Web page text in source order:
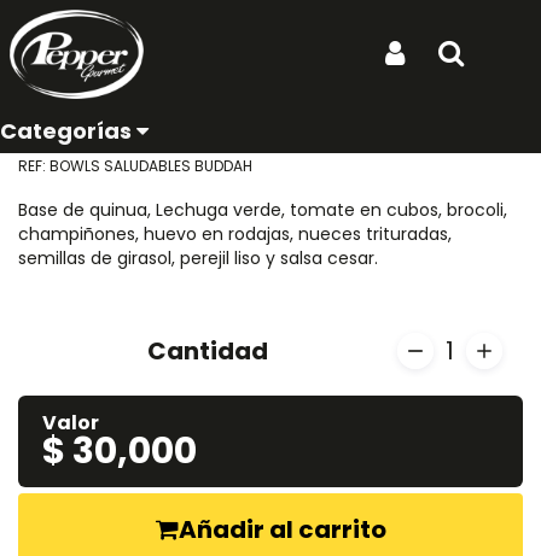
Ubicación de entrega:
Categorías
Inicio Productos
Bowls Saludables Buddah
Bowl
REF: BOWLS SALUDABLES BUDDAH
Base de quinua, Lechuga verde, tomate en cubos, brocoli,
champiñones, huevo en rodajas, nueces trituradas,
semillas de girasol, perejil liso y salsa cesar.
Cantidad 1
Valor
$ 30,000
Añadir al carrito